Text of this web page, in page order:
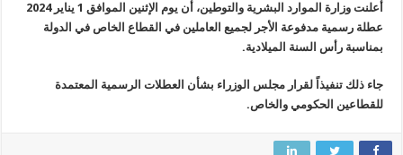
أعلنت وزارة الموارد البشرية والتوطين، أن يوم الإثنين الموافق 1 يناير 2024
عطلة رسمية مدفوعة الأجر لجميع العاملين في القطاع الخاص في الدولة
بمناسبة رأس السنة الميلادية.
جاء ذلك تنفيذاً لقرار مجلس الوزراء بشأن العطلات الرسمية المعتمدة
للقطاعين الحكومي والخاص.